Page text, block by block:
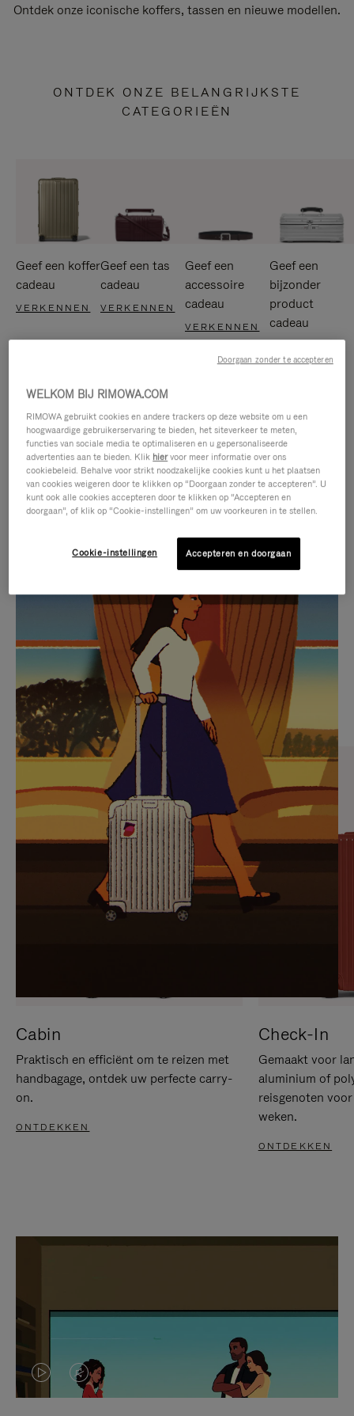
Ontdek onze iconische koffers, tassen en nieuwe modellen.
ONTDEK ONZE BELANGRIJKSTE
CATEGORIEËN
Geef een koffer
cadeau
VERKENNEN
Geef een tas
cadeau
VERKENNEN
Geef een
accessoire
cadeau
VERKENNEN
Geef een
bijzonder
product
cadeau
IS
NIET
GEPAUZEERD,
DRUK
OP
OM
TE
PAUZEREN
GELUID
VAN
DE
VIDEO
IS
UITGESCHAKELD.
DRUK
HIER
OM
HET
DEMPEN
OP
SELECTIE VAN GESCHENKEN
Ontdek de perfecte metgezel
voor elke reis
Cabin
Praktisch en efficiënt om te reizen met
handbagage, ontdek uw perfecte carry-
on.
ONTDEKKEN
Check-In
Gemaakt voor
aluminium of
reisgenoten
weken.
ONTDEKKEN
VIDEO
HET
WELKOM BIJ RIMOWA.COM
RIMOWA gebruikt cookies en andere trackers op deze website om u een
hoogwaardige gebruikerservaring te bieden, het siteverkeer te meten,
functies van sociale media te optimaliseren en u gepersonaliseerde
advertenties aan te bieden. Klik hiervoor meer informatie over ons
cookiebeleid. Behalve voor strikt noodzakelijke cookies kunt u het plaatsen
van cookies weigeren door te klikken op “Doorgaan zonder te accepteren”. U
kunt ook alle cookies accepteren door te klikken op “Accepteren en
doorgaan”, of klik op “Cookie-instellingen” om uw voorkeuren in te stellen.
Cookie-instellingen Accepteren en doorgaan
Doorgaan zonder te accepteren